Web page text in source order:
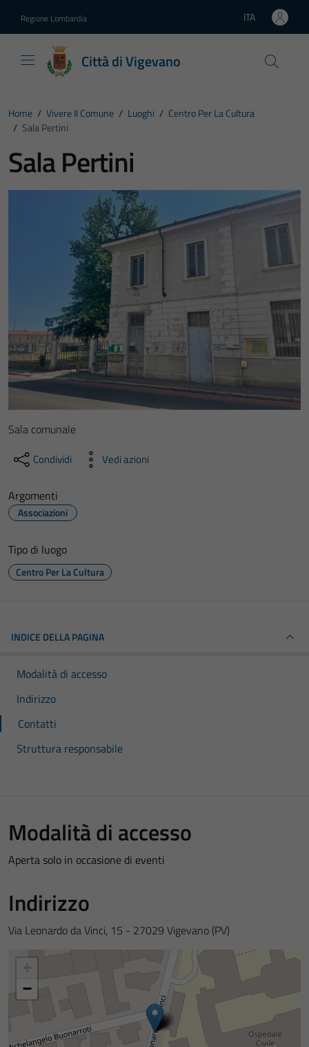
Regione Lombardia Lingua attiva:
ITA
Città di Vigevano
Home / Vivere Il Comune / Luoghi / Centro Per La Cultura
/ Sala Pertini
Sala Pertini
Sala comunale
Condividi Vedi azioni
Argomenti
Associazioni
Tipo di luogo
Centro Per La Cultura
INDICE DELLA PAGINA
Modalità di accesso
Indirizzo
Contatti
Struttura responsabile
Modalità di accesso
Aperta solo in occasione di eventi
Indirizzo
Via Leonardo da Vinci, 15 - 27029 Vigevano (PV)
−